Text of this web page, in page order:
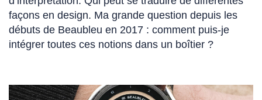
façons en design. Ma grande question depuis les
débuts de Beaubleu en 2017 : comment puis-je
intégrer toutes ces notions dans un boîtier ?